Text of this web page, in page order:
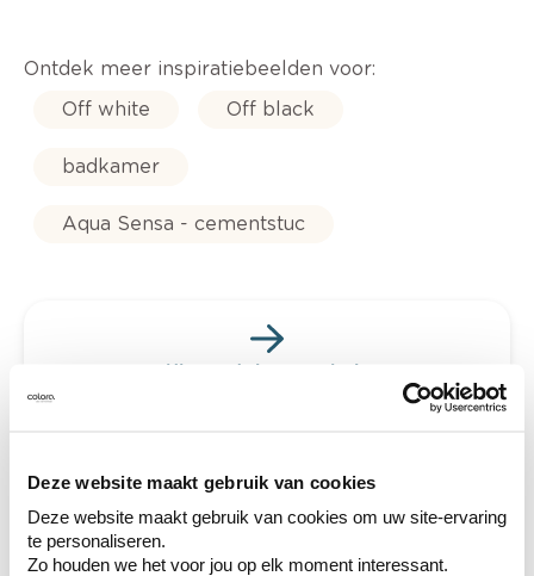
Deze website maakt gebruik van cookies
Deze website maakt gebruik van cookies om uw site-ervaring
te personaliseren.
Zo houden we het voor jou op elk moment interessant.
Ontdek meer inspiratiebeelden voor:
Off white
Off black
badkamer
Aqua Sensa - cementstuc
Kleuradvies aan huis
Ga samen met de kleuradviseur door je
en je meubels.
Krijg ineens een technologische check-up
van je muren.